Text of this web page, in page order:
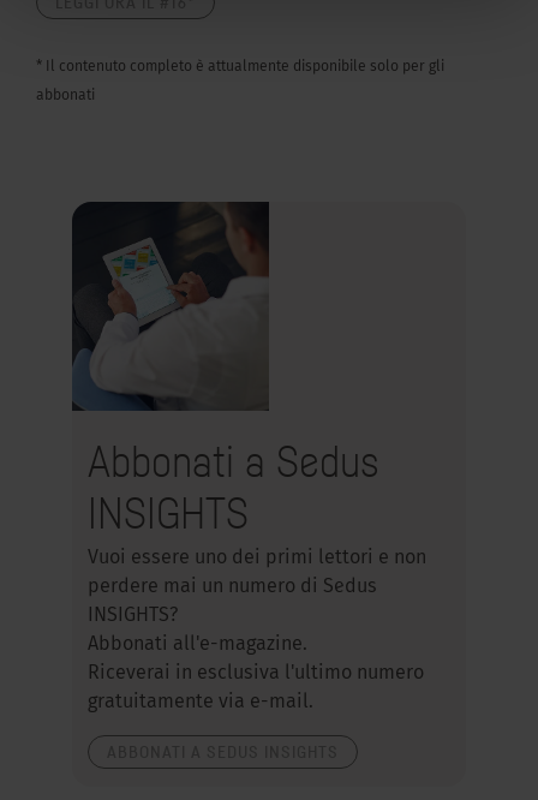
* Il contenuto completo è attualmente disponibile solo per gli
abbonati
Abbonati a Sedus
INSIGHTS
Vuoi essere uno dei primi lettori e non
perdere mai un numero di Sedus
INSIGHTS?
Abbonati all'e-magazine.
Riceverai in esclusiva l'ultimo numero
gratuitamente via e-mail.